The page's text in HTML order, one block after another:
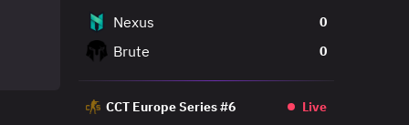
Nexus 0
Brute 0
CCT Europe Series #6 Live